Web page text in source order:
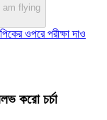
am flying
ওপরে পরীক্ষা দাও
করো চর্চা